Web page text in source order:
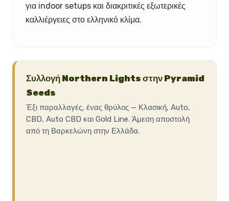
για indoor setups και διακριτικές εξωτερικές
καλλιέργειες στο ελληνικό κλίμα.
Συλλογή Northern Lights στην Pyramid
Seeds
Έξι παραλλαγές, ένας θρύλος — Κλασική, Auto,
CBD, Auto CBD και Gold Line. Άμεση αποστολή
από τη Βαρκελώνη στην Ελλάδα.